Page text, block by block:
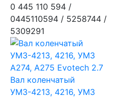
0 445 110 594 /
0445110594 / 5258744 /
5309291
Вал коленчатый
УМЗ-4213, 4216, УМЗ